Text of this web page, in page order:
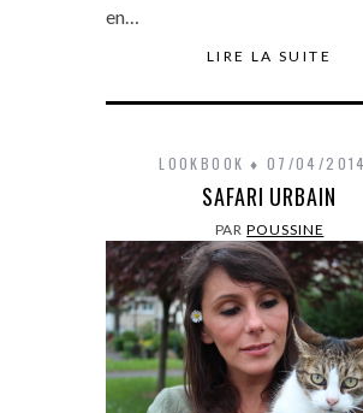
en…
LIRE LA SUITE
LOOKBOOK 07/04/2014
SAFARI URBAIN
PARPOUSSINE